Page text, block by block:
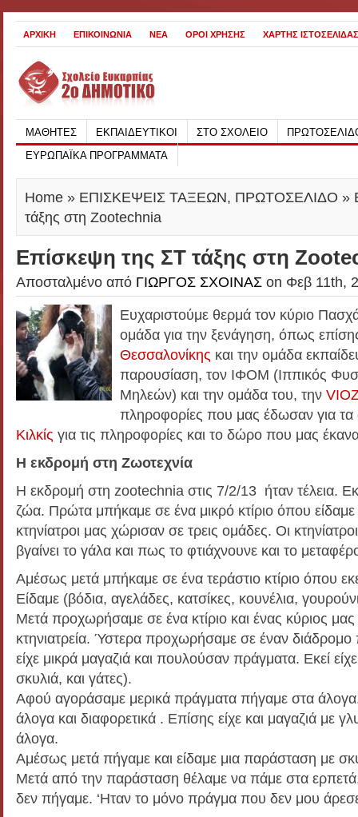
ΑΡΧΙΚΗ ΕΠΙΚΟΙΝΩΝΙΑ ΝΕΑ ΟΡΟΙ ΧΡΗΣΗΣ ΧΑΡΤΗΣ ΙΣΤΟΣΕΛΙΔΑΣ
ΜΑΘΗΤΕΣ ΕΚΠΑΙΔΕΥΤΙΚΟΙ ΣΤΟ ΣΧΟΛΕΙΟ
ΕΥΡΩΠΑΪΚΑ ΠΡΟΓΡΑΜΜΑΤΑ
Home » ΕΠΙΣΚΕΨΕΙΣ ΤΑΞΕΩΝ, ΠΡΩΤΟΣΕΛΙΔΟ »
τάξης στη Zootechnia
Επίσκεψη της ΣΤ τάξης στη
Αποσταλμένο από ΓΙΩΡΓΟΣ ΣΧΟΙΝΑΣ on Φεβ 11th,
Ευχαριστούμε θερμά τον κύριο
ομάδα για την ξενάγηση, όπως
Θεσσαλονίκης και την ομάδα
παρουσίαση, τον ΙΦΟΜ (Ιππικός
Μηλεών) και την ομάδα του, την
πληροφορίες που μας έδωσαν για τα
Κιλκίς για τις πληροφορίες και το δώρο που μας
Η εκδρομή στη Ζωοτεχνία
Η εκδρομή στη zootechnia στις 7/2/13 ήταν τέλεια.
ζώα. Πρώτα μπήκαμε σε ένα μικρό κτίριο όπου είδαμε
κτηνίατροι μας χώρισαν σε τρεις ομάδες. Οι
βγαίνει το γάλα και πως το φτιάχνουνε και το
Αμέσως μετά μπήκαμε σε ένα τεράστιο κτίριο όπου
Είδαμε (βόδια, αγελάδες, κατσίκες, κουνέλια,
Μετά προχωρήσαμε σε ένα κτίριο και ένας κύριος μας
κτηνιατρεία. Ύστερα προχωρήσαμε σε έναν διάδρομο
είχε μικρά μαγαζιά και πουλούσαν πράγματα. Εκεί
σκυλιά, και γάτες).
Αφού αγοράσαμε μερικά πράγματα πήγαμε στα
άλογα και διαφορετικά . Επίσης είχε και μαγαζιά με
άλογα.
Αμέσως μετά πήγαμε και είδαμε μια παράσταση με
Μετά από την παράσταση θέλαμε να πάμε στα ερπετά,
δεν πήγαμε. ‘Hταν το μόνο πράγμα που δεν μου